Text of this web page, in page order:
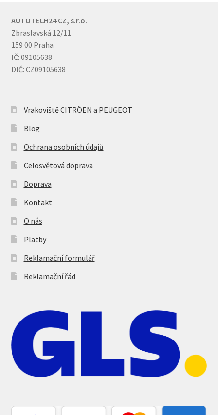
AUTOTECH24 CZ, s.r.o.
Zbraslavská 12/11
159 00 Praha
IČ: 09105638
DIČ: CZ09105638
Vrakoviště CITRÖEN a PEUGEOT
Blog
Ochrana osobních údajů
Celosvětová doprava
Doprava
Kontakt
O nás
Platby
Reklamační formulář
Reklamační řád